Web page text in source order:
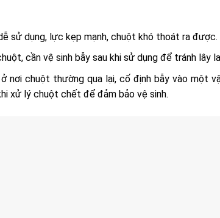
sử dụng, lực kẹp mạnh, chuột khó thoát ra được.
cần vệ sinh bẫy sau khi sử dụng để tránh lây
nơi chuột thường qua lại, cố định bẫy vào một
xử lý chuột chết để đảm bảo vệ sinh.